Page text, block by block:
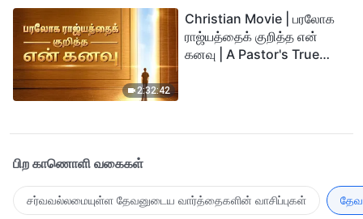
2:32:42
Christian Movie | பரலோக
ராஜ்யத்தைக் குறித்த என்
கனவு | A Pastor's True
பிற காணொளி வகைகள்
சர்வவல்லமையுள்ள தேவனுடைய வார்த்தைகளின் வாசிப்புகள்